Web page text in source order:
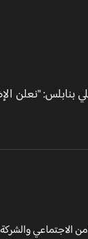
بنابلس: "نعلن
الاجتماعي